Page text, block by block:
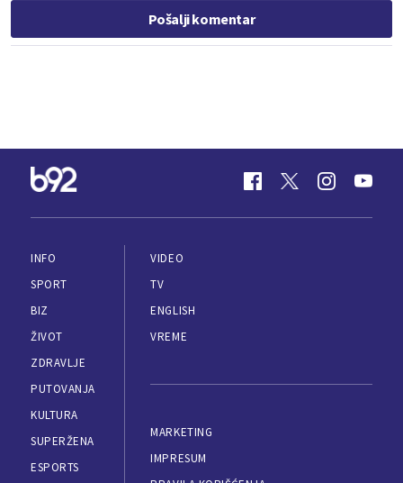
Pošalji komentar
INFO
SPORT
BIZ
ŽIVOT
ZDRAVLJE
PUTOVANJA
KULTURA
SUPERŽENA
ESPORTS
VIDEO
TV
ENGLISH
VREME
MARKETING
IMPRESUM